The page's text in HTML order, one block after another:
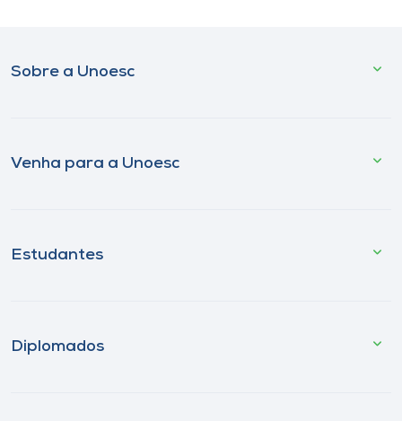
Sobre a Unoesc
Venha para a Unoesc
Estudantes
Diplomados